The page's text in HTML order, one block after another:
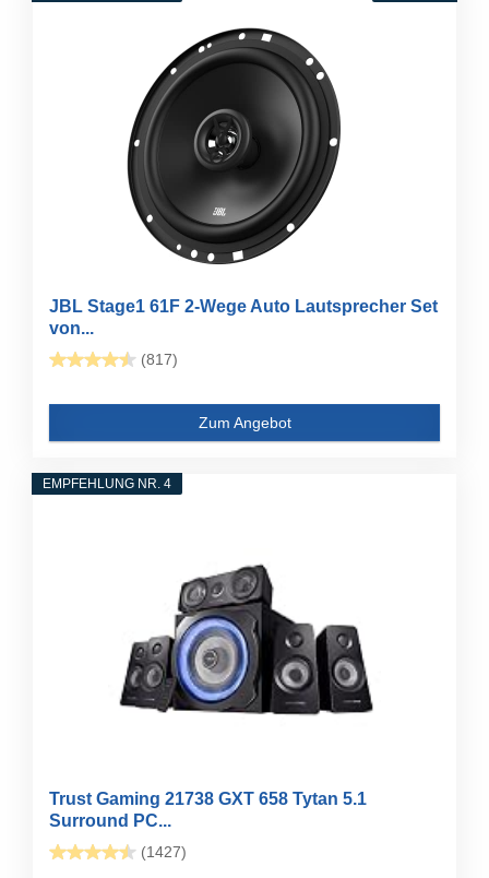
JBL Stage1 61F 2-Wege Auto Lautsprecher Set
von...
(817)
Zum Angebot
EMPFEHLUNG NR. 4
Trust Gaming 21738 GXT 658 Tytan 5.1
Surround PC...
(1427)